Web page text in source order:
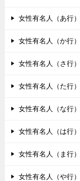
女性有名人（あ行）
女性有名人（か行）
女性有名人（さ行）
女性有名人（た行）
女性有名人（な行）
女性有名人（は行）
女性有名人（ま行）
女性有名人（や行）